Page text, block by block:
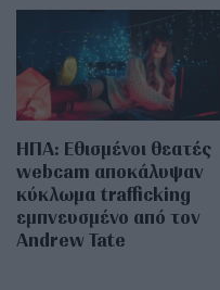
ΗΠΑ: Εθισμένοι θεατές
webcam αποκάλυψαν
κύκλωμα trafficking
εμπνευσμένο από τον
Andrew Tate